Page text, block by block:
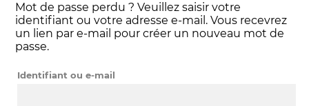
Mot de passe perdu ? Veuillez saisir votre
identifiant ou votre adresse e-mail. Vous recevrez
un lien par e-mail pour créer un nouveau mot de
passe.
Identifiant ou e-mail